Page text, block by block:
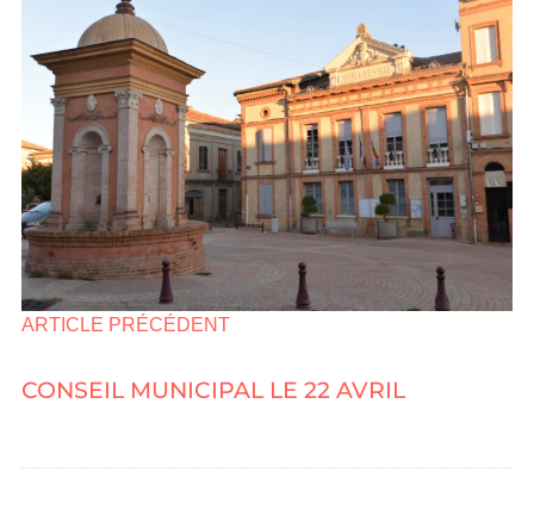
ARTICLE PRÉCÉDENT
CONSEIL MUNICIPAL LE 22 AVRIL